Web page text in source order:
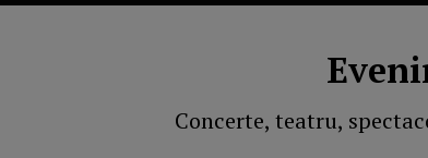
Concerte, teatru,